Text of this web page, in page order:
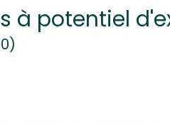
à potentiel